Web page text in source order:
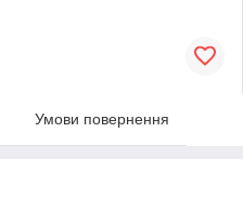
Умови повернення